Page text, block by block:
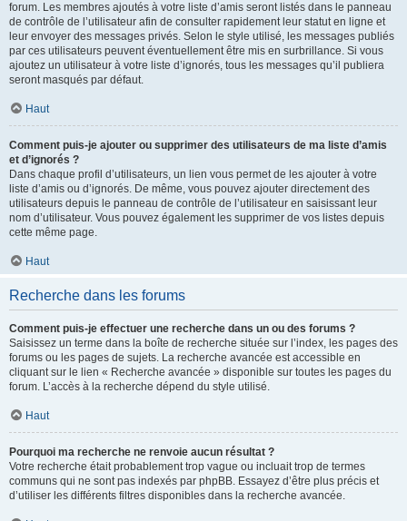
forum. Les membres ajoutés à votre liste d’amis seront listés dans le panneau
de contrôle de l’utilisateur afin de consulter rapidement leur statut en ligne et
leur envoyer des messages privés. Selon le style utilisé, les messages publiés
par ces utilisateurs peuvent éventuellement être mis en surbrillance. Si vous
ajoutez un utilisateur à votre liste d’ignorés, tous les messages qu’il publiera
seront masqués par défaut.
Haut
Comment puis-je ajouter ou supprimer des utilisateurs de ma liste d’amis
et d’ignorés ?
Dans chaque profil d’utilisateurs, un lien vous permet de les ajouter à votre
liste d’amis ou d’ignorés. De même, vous pouvez ajouter directement des
utilisateurs depuis le panneau de contrôle de l’utilisateur en saisissant leur
nom d’utilisateur. Vous pouvez également les supprimer de vos listes depuis
cette même page.
Haut
Recherche dans les forums
Comment puis-je effectuer une recherche dans un ou des forums ?
Saisissez un terme dans la boîte de recherche située sur l’index, les pages des
forums ou les pages de sujets. La recherche avancée est accessible en
cliquant sur le lien « Recherche avancée » disponible sur toutes les pages du
forum. L’accès à la recherche dépend du style utilisé.
Haut
Pourquoi ma recherche ne renvoie aucun résultat ?
Votre recherche était probablement trop vague ou incluait trop de termes
communs qui ne sont pas indexés par phpBB. Essayez d’être plus précis et
d’utiliser les différents filtres disponibles dans la recherche avancée.